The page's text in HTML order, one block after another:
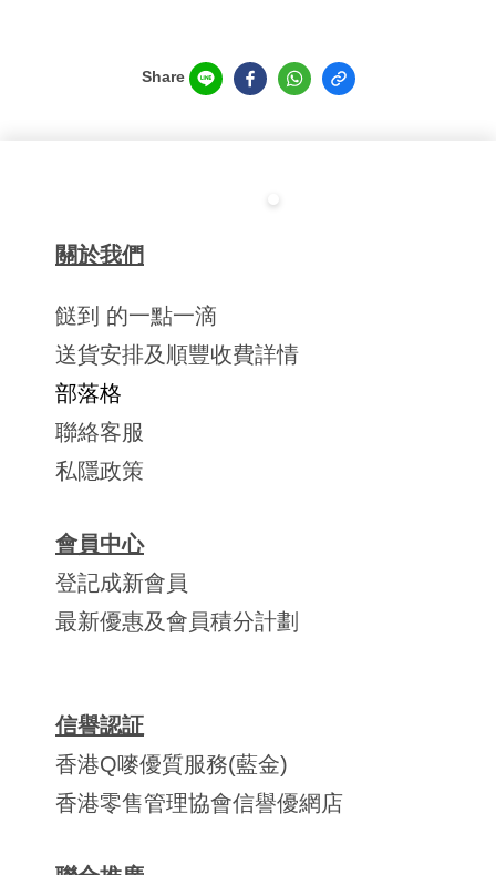
Share
關於我們
餸到 的一點一滴
送貨安排及順豐收費詳情
部落格
聯絡客服
私隱政策
會員中心
登記成新會員
最新優惠及會員積分計劃
信譽認証
香港Q嘜優質服務(藍金)
香港零售管理協會信譽優網店